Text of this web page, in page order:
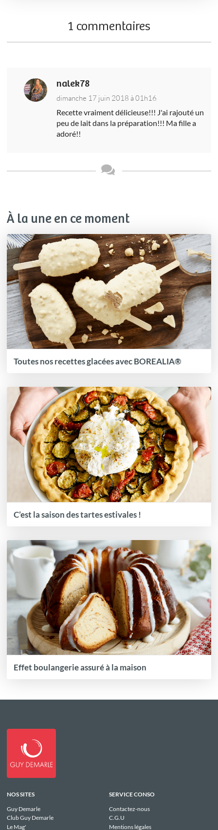
1 commentaires
nalek78
dimanche 17 juin 2018 à 01h16
Recette vraiment délicieuse!!! J'ai rajouté un
peu de lait dans la préparation!!! Ma fille a
adoré!!
À la une en ce moment
Toutes nos recettes glacées avec BOREALIA®
C’est la saison des tartes estivales !
Effet boulangerie assuré à la maison
NOS SITES
Guy Demarle
Club Guy Demarle
Le Mag'
SERVICE CONSO
Contactez-nous
C.G.U
Mentions légales